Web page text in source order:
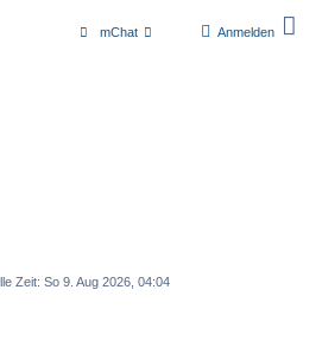
Anmelden
mChat
Zeit: So 9. Aug 2026, 04:04